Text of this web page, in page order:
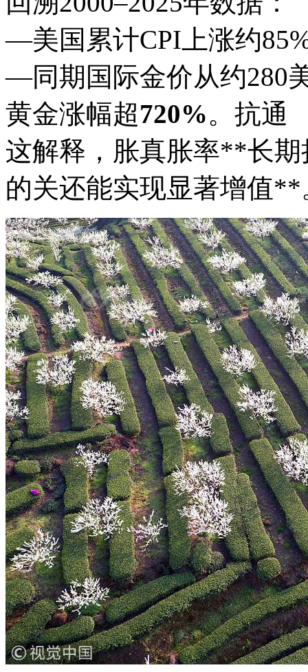
—美国累计CPI上涨约
—同期国际金价从约280
黄金涨幅超720%。抗通
这解释，胀真胀率**长
的关还能实现显著增值**